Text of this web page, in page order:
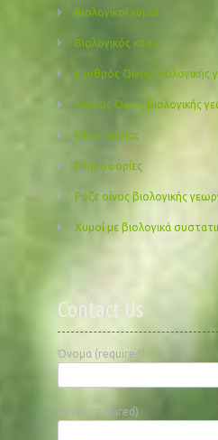
Βιολογικοί χυμοί
Βιολογικός καφές
Ερυθρός Οίνος βιολογικής
Λευκός Οίνος βιολογικής
Οίνοι Ικαρίας
Πληροφορίες
Ροζε οίνος βιολογικής
Χυμοί με βιολογικά
Contact Us
Όνομα (required)
Email (required)